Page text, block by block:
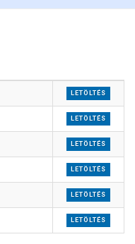
LETÖLTÉS
LETÖLTÉS
LETÖLTÉS
LETÖLTÉS
LETÖLTÉS
LETÖLTÉS